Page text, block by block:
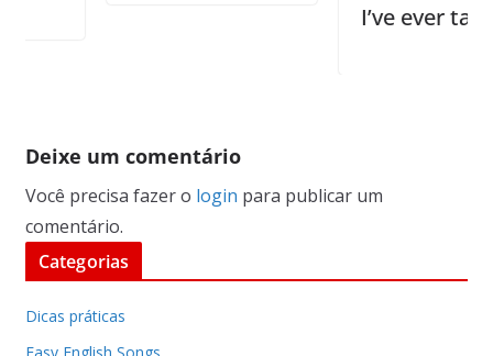
I’ve ever taken
Deixe um comentário
Você precisa fazer o login para publicar um
comentário.
Categorias
Dicas práticas